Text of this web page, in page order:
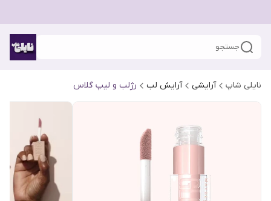
جستجو
نایلی شاپ آرایشی آرایش لب رژلب و لیپ گلاس